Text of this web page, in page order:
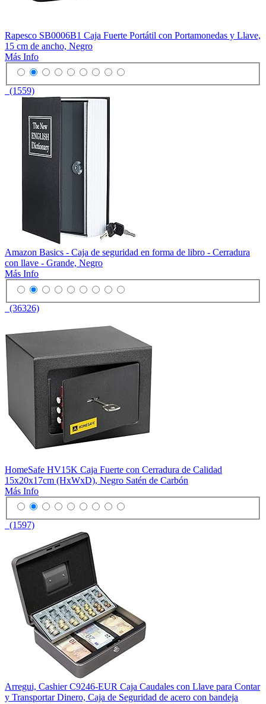
Rapesco SB0006B1 Caja Fuerte Portátil con Portamonedas y Llave,
15 cm de ancho, Negro
Más Info
(1559)
Amazon Basics - Caja de seguridad en forma de libro - Cerradura
con llave - Grande, Negro
Más Info
(36326)
HomeSafe HV15K Caja Fuerte con Cerradura de Calidad
15x20x17cm (HxWxD), Negro Satén de Carbón
Más Info
(1597)
Arregui, Cashier C9246-EUR Caja Caudales con Llave para Contar
y Transportar Dinero, Caja de Seguridad de acero con bandeja